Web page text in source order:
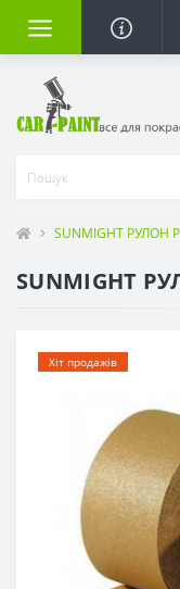
SUNMIGHT РУЛОН
SUNMIGHT
Хіт продажів